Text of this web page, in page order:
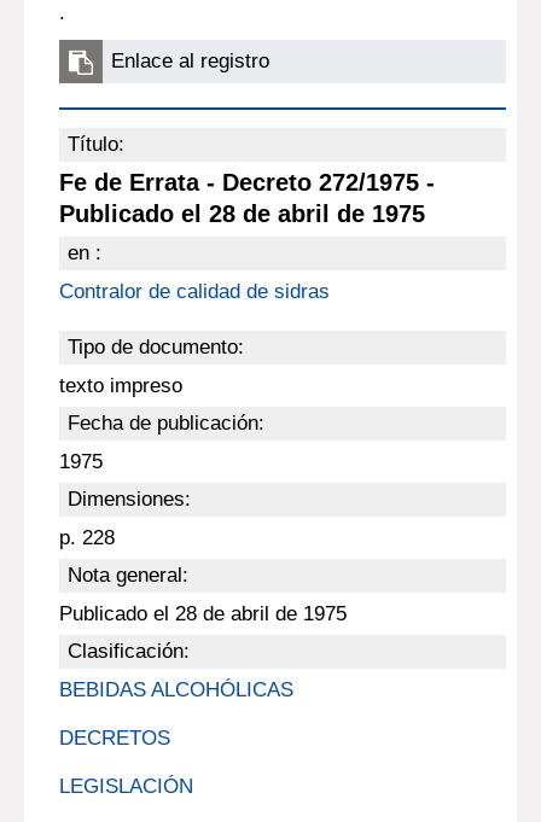
.
Enlace al registro
Título:
Fe de Errata - Decreto 272/1975 -
Publicado el 28 de abril de 1975
en :
Contralor de calidad de sidras
Tipo de documento:
texto impreso
Fecha de publicación:
1975
Dimensiones:
p. 228
Nota general:
Publicado el 28 de abril de 1975
Clasificación:
BEBIDAS ALCOHÓLICAS
DECRETOS
LEGISLACIÓN